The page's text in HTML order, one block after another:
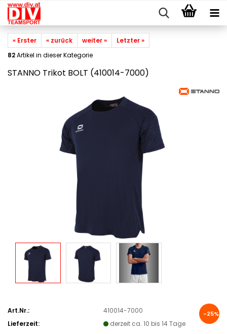
« Erster « zurück weiter »
Letzter »
82Artikel in dieser Kategorie
STANNO Trikot BOLT (410014-7000)
-25%
Art.Nr.:
410014-7000
Lieferzeit:
derzeit ca. 10 bis 14 Tage